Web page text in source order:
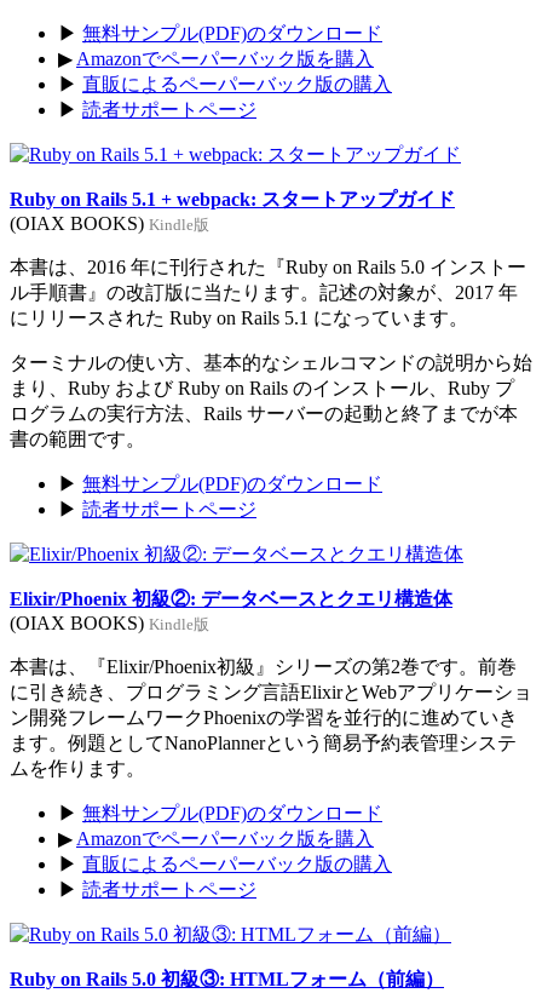
▶ 無料サンプル(PDF)のダウンロード
▶ Amazonでペーパーバック版を購入
▶ 直販によるペーパーバック版の購入
▶ 読者サポートページ
Ruby on Rails 5.1 + webpack: スタートアップガイド
(OIAX BOOKS) Kindle版
本書は、2016 年に刊行された『Ruby on Rails 5.0 インストー
ル手順書』の改訂版に当たります。記述の対象が、2017 年
にリリースされた Ruby on Rails 5.1 になっています。
ターミナルの使い方、基本的なシェルコマンドの説明から始
まり、Ruby および Ruby on Rails のインストール、Ruby プ
ログラムの実行方法、Rails サーバーの起動と終了までが本
書の範囲です。
▶ 無料サンプル(PDF)のダウンロード
▶ 読者サポートページ
Elixir/Phoenix 初級②: データベースとクエリ構造体
(OIAX BOOKS) Kindle版
本書は、『Elixir/Phoenix初級』シリーズの第2巻です。前巻
に引き続き、プログラミング言語ElixirとWebアプリケーショ
ン開発フレームワークPhoenixの学習を並行的に進めていき
ます。例題としてNanoPlannerという簡易予約表管理システ
ムを作ります。
▶ 無料サンプル(PDF)のダウンロード
▶ Amazonでペーパーバック版を購入
▶ 直販によるペーパーバック版の購入
▶ 読者サポートページ
Ruby on Rails 5.0 初級③: HTMLフォーム（前編）